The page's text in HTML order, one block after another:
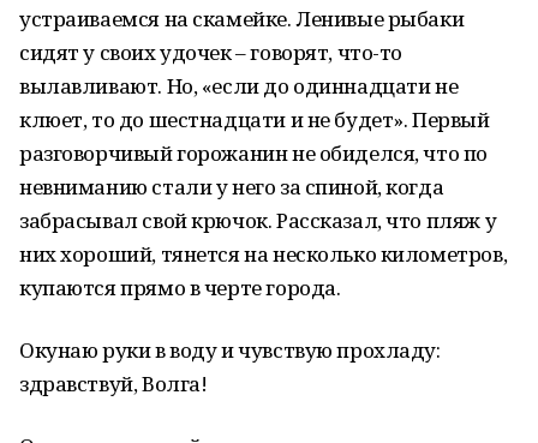
устраиваемся на скамейке. Ленивые рыбаки
сидят у своих удочек – говорят, что-то
вылавливают. Но, «если до одиннадцати не
клюет, то до шестнадцати и не будет». Первый
разговорчивый горожанин не обиделся, что по
невниманию стали у него за спиной, когда
забрасывал свой крючок. Рассказал, что пляж у
них хороший, тянется на несколько километров,
купаются прямо в черте города.
Окунаю руки в воду и чувствую прохладу:
здравствуй, Волга!